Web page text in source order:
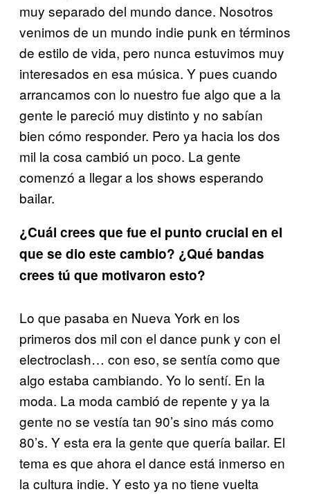
muy separado del mundo dance. Nosotros
venimos de un mundo indie punk en términos
de estilo de vida, pero nunca estuvimos muy
interesados en esa música. Y pues cuando
arrancamos con lo nuestro fue algo que a la
gente le pareció muy distinto y no sabían
bien cómo responder. Pero ya hacia los dos
mil la cosa cambió un poco. La gente
comenzó a llegar a los shows esperando
bailar.
¿Cuál crees que fue el punto crucial en el
que se dio este cambio? ¿Qué bandas
crees tú que motivaron esto?
Lo que pasaba en Nueva York en los
primeros dos mil con el dance punk y con el
electroclash… con eso, se sentía como que
algo estaba cambiando. Yo lo sentí. En la
moda. La moda cambió de repente y ya la
gente no se vestía tan 90’s sino más como
80’s. Y esta era la gente que quería bailar. El
tema es que ahora el dance está inmerso en
la cultura indie. Y esto ya no tiene vuelta